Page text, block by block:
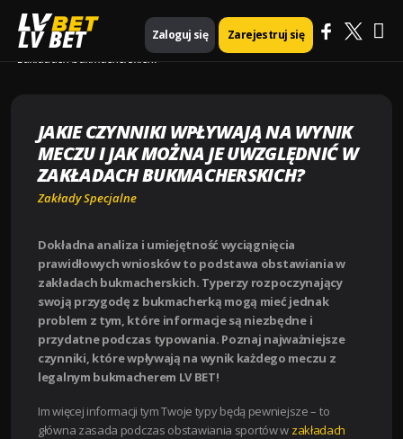
LV BET Zaloguj się Zarejestruj się
Strona główna
Zakłady Specjalne
Jakie czynniki wpływają na wynik meczu i jak można je uwzględnić w
zakładach bukmacherskich?
JAKIE CZYNNIKI WPŁYWAJĄ NA WYNIK
MECZU I JAK MOŻNA JE UWZGLĘDNIĆ W
ZAKŁADACH BUKMACHERSKICH?
Zakłady Specjalne
Dokładna analiza i umiejętność wyciągnięcia
prawidłowych wniosków to podstawa obstawiania w
zakładach bukmacherskich. Typerzy rozpoczynający
swoją przygodę z bukmacherką mogą mieć jednak
problem z tym, które informacje są niezbędne i
przydatne podczas typowania. Poznaj najważniejsze
czynniki, które wpływają na wynik każdego meczu z
legalnym bukmacherem LV BET!
Im więcej informacji tym Twoje typy będą pewniejsze – to
główna zasada podczas obstawiania sportów w zakładach